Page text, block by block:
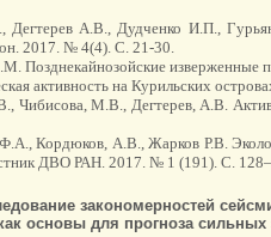
Дегтерев А.В., Дудченко И.П.,
2017. № 4(4). C. 21-30.
Позднекайнозойские изверженные
активность на Курильских
Чибисова, М.В., Дегтерев, А.В.
Кордюков, А.В., Жарков Р.В.
ДВО РАН. 2017. № 1 (191). С.
закономерностей
основы для прогноза